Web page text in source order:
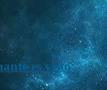
es visto